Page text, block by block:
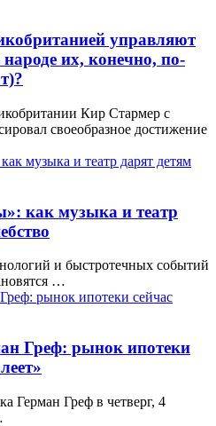
управляют
их, конечно, по-
Кир Стармер с
своеобразное достижение
как музыка и театр
и быстротечных событий
…
Греф: рынок ипотеки
Герман Греф в четверг, 4